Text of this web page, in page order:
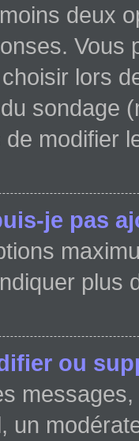
deux
Vous
lors
sondage
modifier
je pas
plus
ou
un